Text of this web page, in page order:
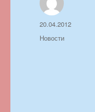
Автор
Опубликовано
20.04.2012
Рубрики
Новости